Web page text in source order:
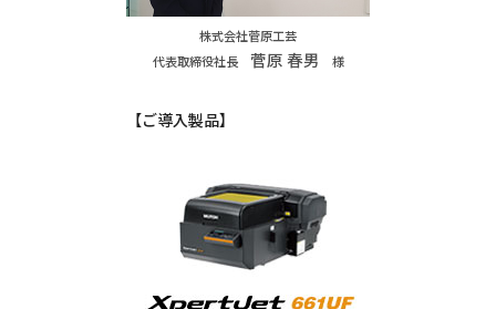
株式会社菅原工芸
代表取締役社長 菅原 春男 様
【ご導入製品】